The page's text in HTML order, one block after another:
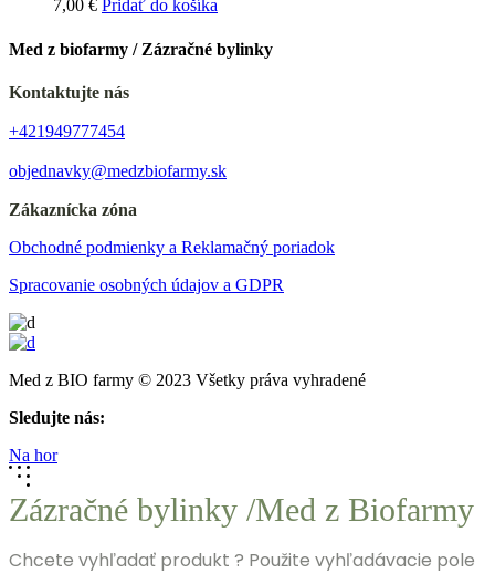
7,00 € Pridať do košíka
Med z biofarmy / Zázračné bylinky
Kontaktujte nás
+421949777454
objednavky@medzbiofarmy.sk
Zákaznícka zóna
Obchodné podmienky a Reklamačný poriadok
Spracovanie osobných údajov a GDPR
Med z BIO farmy © 2023 Všetky práva vyhradené
Sledujte nás:
Na hor
Zázračné bylinky /Med z Biofarmy
Chcete vyhľadať produkt ? Použite vyhľadávacie pole